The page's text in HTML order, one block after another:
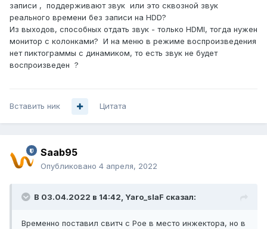
записи , поддерживают звук или это сквозной звук
реального времени без записи на HDD?
Из выходов, способных отдать звук - только HDMI, тогда нужен
монитор с колонками? И на меню в режиме воспроизведения
нет пиктограммы с динамиком, то есть звук не будет
воспроизведен ?
Вставить ник Цитата
Saab95
Опубликовано 4 апреля, 2022
В 03.04.2022 в 14:42, Yaro_slaF сказал:
Временно поставил свитч с Poe в место инжектора, но в